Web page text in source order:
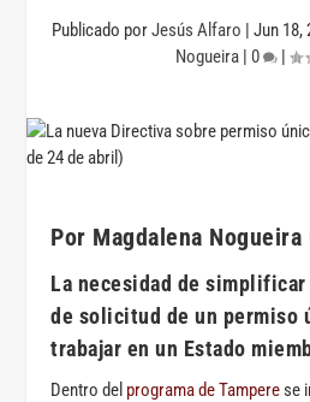
Publicado porJesús Alfaro | Jun 18,
Nogueira| 0 |
Por Magdalena Nogueira
La necesidad de
de solicitud de un permiso
trabajar en un Estado
Dentro del programa de Tamperese